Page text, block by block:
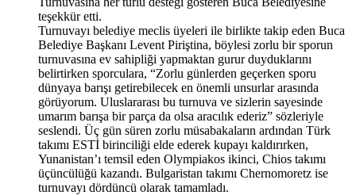
teşekkür etti.
Turnuvayı belediye meclis üyeleri ile birlikte takip eden Buca
Belediye Başkanı Levent Piriştina, böylesi zorlu bir sporun
turnuvasına ev sahipliği yapmaktan gurur duyduklarını
belirtirken sporculara, “Zorlu günlerden geçerken sporu
dünyaya barışı getirebilecek en önemli unsurlar arasında
görüyorum. Uluslararası bu turnuva ve sizlerin sayesinde
umarım barışa bir parça da olsa aracılık ederiz” sözleriyle
seslendi. Üç gün süren zorlu müsabakaların ardından Türk
takımı ESTİ birinciliği elde ederek kupayı kaldırırken,
Yunanistan’ı temsil eden Olympiakos ikinci, Chios takımı
üçüncülüğü kazandı. Bulgaristan takımı Chernomoretz ise
turnuvayı dördüncü olarak tamamladı.